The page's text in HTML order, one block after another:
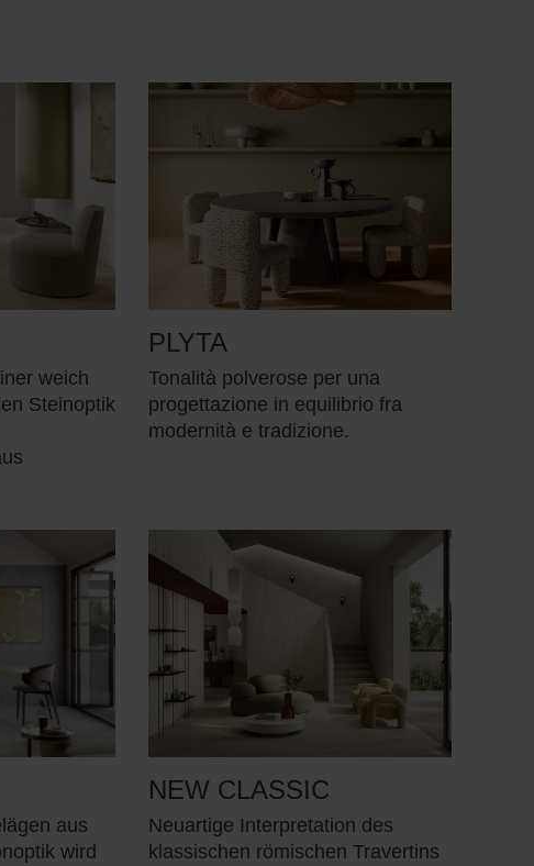
weich
Steinoptik
PLYTA
Tonalità polverose per una
progettazione in equilibrio fra
modernità e tradizione.
aus
wird
NEW CLASSIC
Neuartige Interpretation des
klassischen römischen Travertins